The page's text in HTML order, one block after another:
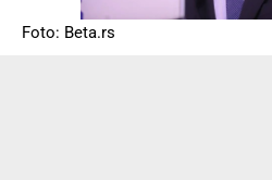
Foto: Beta.rs